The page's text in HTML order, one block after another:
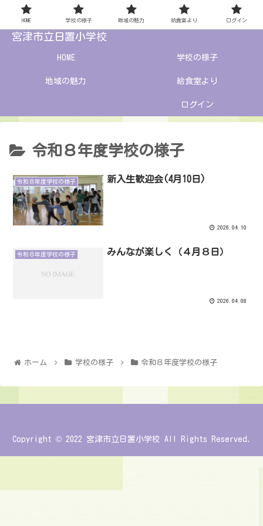
宮津市立日置小学校
HOME 学校の様子
地域の魅力 給食室より
ログイン
令和８年度学校の様子
令和８年度学校の様子 新入生歓迎会(4月10日)
2026.04.10
令和８年度学校の様子 みんなが楽しく（４月８日）
2026.04.08
ホーム 学校の様子 令和８年度学校の様子
Copyright © 2022 宮津市立日置小学校 All Rights Reserved.
HOME 学校の様子 地域の魅力 給食室より ログイン